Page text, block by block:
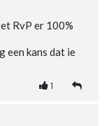
RvP er 100%
een kans dat ie
1